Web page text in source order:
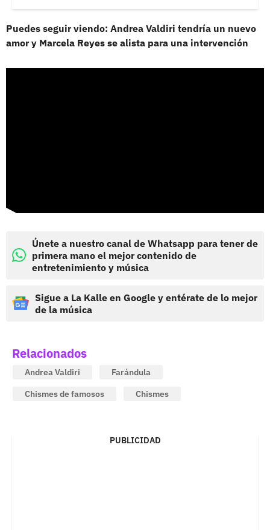
Puedes seguir viendo: Andrea Valdiri tendría un nuevo
amor y Marcela Reyes se alista para una intervención
Únete a nuestro canal de Whatsapp para tener de
primera mano el mejor contenido de
entretenimiento y música
Sigue a La Kalle en Google y entérate de lo mejor
de la música
Relacionados
Andrea Valdiri
Farándula
Chismes de famosos
Chismes
PUBLICIDAD